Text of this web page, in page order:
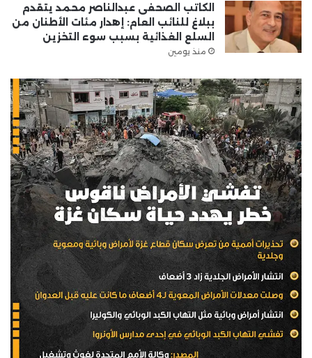
الكاتب الصحفى عبدالناصر محمد يتقدم
ببلاغ للنائب العام: إهدار مئات الأطنان من
السلع الغذائية بسبب سوء التخزين
منذ يومين